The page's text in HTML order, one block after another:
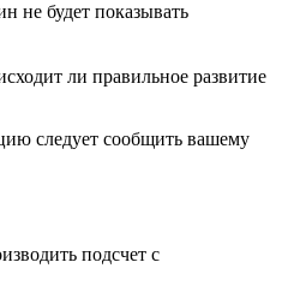
не будет показывать
ли правильное развитие
следует сообщить вашему
подсчет с